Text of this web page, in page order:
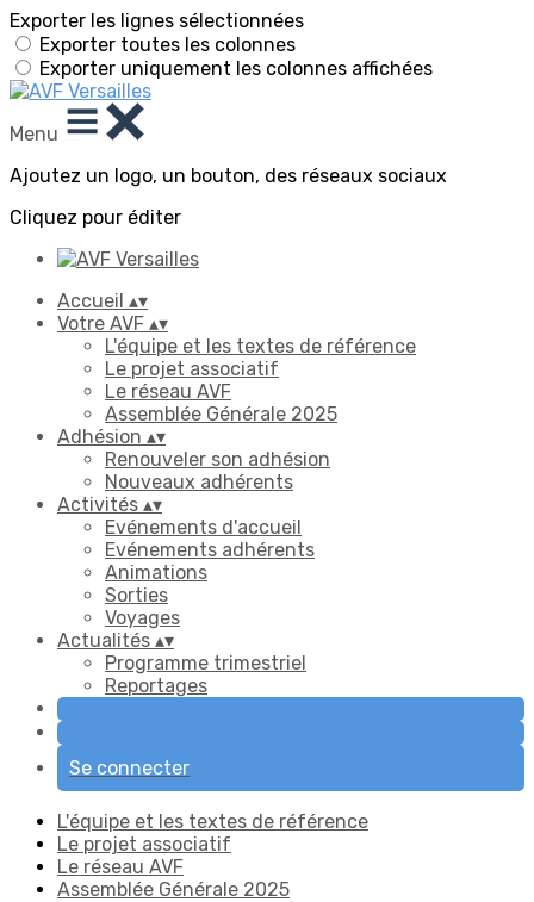
Exporter les lignes sélectionnées
Exporter toutes les colonnes
Exporter uniquement les colonnes affichées
Menu
Ajoutez un logo, un bouton, des réseaux sociaux
Cliquez pour éditer
Accueil ▴▾
Votre AVF ▴▾
L'équipe et les textes de référence
Le projet associatif
Le réseau AVF
Assemblée Générale 2025
Adhésion ▴▾
Renouveler son adhésion
Nouveaux adhérents
Activités ▴▾
Evénements d'accueil
Evénements adhérents
Animations
Sorties
Voyages
Actualités ▴▾
Programme trimestriel
Reportages
Se connecter
L'équipe et les textes de référence
Le projet associatif
Le réseau AVF
Assemblée Générale 2025